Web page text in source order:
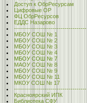
Доступ к ОбрРесурсам
Цифровые ОР
ФЦ ОбрРесурсов
ЕДДС Назарово
------------------------------------
МБОУ СОШ № 1
МБОУ СОШ № 2
МБОУ СОШ № 3
МБОУ СОШ № 4
МБОУ СОШ № 7
МАОУ СОШ № 8
МБОУ СОШ № 9
МБОУ СОШ № 11
МКОУ СОШ № 17
------------------------------------
Красноярский ИПК
Библиотека СФУ